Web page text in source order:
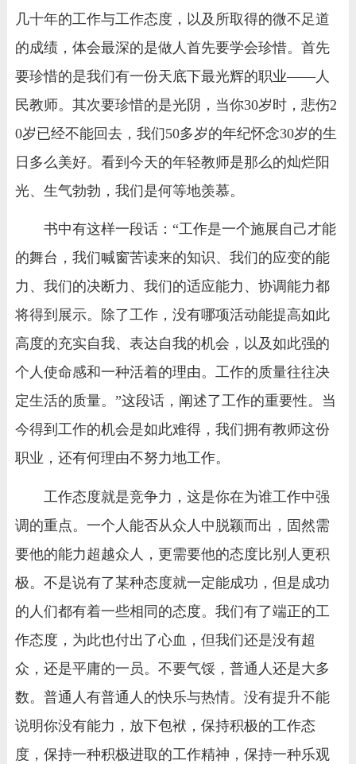
几十年的工作与工作态度，以及所取得的微不足道
的成绩，体会最深的是做人首先要学会珍惜。首先
要珍惜的是我们有一份天底下最光辉的职业——人
民教师。其次要珍惜的是光阴，当你30岁时，悲伤2
0岁已经不能回去，我们50多岁的年纪怀念30岁的生
日多么美好。看到今天的年轻教师是那么的灿烂阳
光、生气勃勃，我们是何等地羡慕。
书中有这样一段话：“工作是一个施展自己才能
的舞台，我们喊窗苦读来的知识、我们的应变的能
力、我们的决断力、我们的适应能力、协调能力都
将得到展示。除了工作，没有哪项活动能提高如此
高度的充实自我、表达自我的机会，以及如此强的
个人使命感和一种活着的理由。工作的质量往往决
定生活的质量。”这段话，阐述了工作的重要性。当
今得到工作的机会是如此难得，我们拥有教师这份
职业，还有何理由不努力地工作。
工作态度就是竞争力，这是你在为谁工作中强
调的重点。一个人能否从众人中脱颖而出，固然需
要他的能力超越众人，更需要他的态度比别人更积
极。不是说有了某种态度就一定能成功，但是成功
的人们都有着一些相同的态度。我们有了端正的工
作态度，为此也付出了心血，但我们还是没有超
众，还是平庸的一员。不要气馁，普通人还是大多
数。普通人有普通人的快乐与热情。没有提升不能
说明你没有能力，放下包袱，保持积极的工作态
度，保持一种积极进取的工作精神，保持一种乐观